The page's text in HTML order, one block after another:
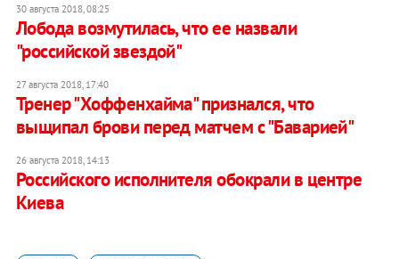
30 августа 2018, 08:25
Лобода возмутилась, что ее назвали
"российской звездой"
27 августа 2018, 17:40
Тренер "Хоффенхайма" признался, что
выщипал брови перед матчем с "Баварией"
26 августа 2018, 14:13
Российского исполнителя обокрали в центре
Киева